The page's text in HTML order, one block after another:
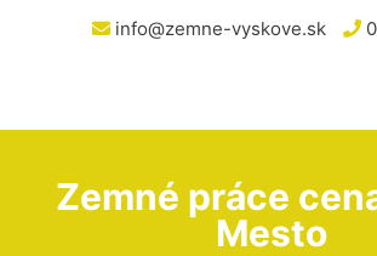
info@zemne-vyskove.sk
Zemné práce
Mesto